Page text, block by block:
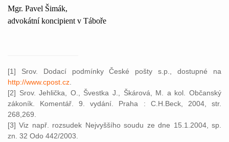
Mgr. Pavel Šimák,
advokátní koncipient v Táboře
[1] Srov. Dodací podmínky České pošty s.p., dostupné na
http://www.cpost.cz
[2] Srov. Jehlička, O., Švestka J., Škárová, M. a kol. Občanský
zákoník. Komentář. 9. vydání. Praha : C.H.Beck, 2004, str.
268,269.
[3] Viz např. rozsudek Nejvyššího soudu ze dne 15.1.2004, sp.
zn. 32 Odo 442/2003.